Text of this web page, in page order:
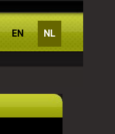
NL
EN